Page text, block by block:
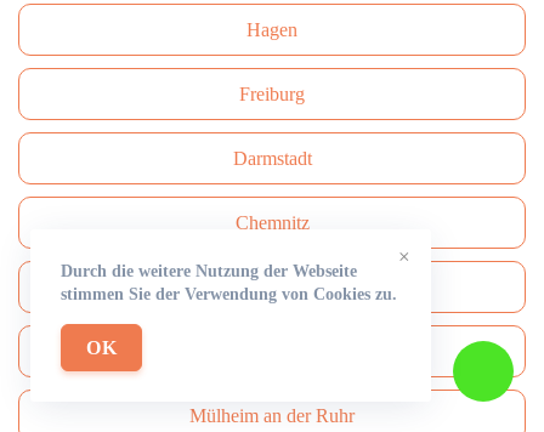
Hagen
Freiburg
Darmstadt
Сhemnitz
Aachen
Mülheim an der Ruhr
×
Durch die weitere Nutzung der Webseite
stimmen Sie der Verwendung von Cookies zu.
OK